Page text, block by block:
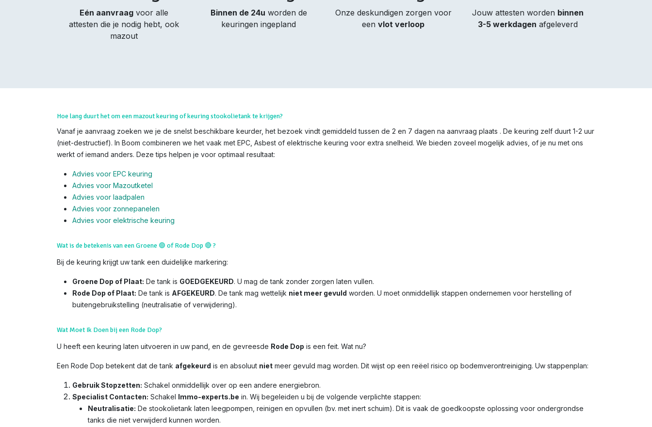
Eén aanvraag voor alle
attesten die je nodig hebt, ook
mazout
Binnen de 24u worden de
keuringen ingepland
Onze deskundigen zorgen voor
eenvlot verloop
Jouw attesten worden binnen
3-5 werkdagen afgeleverd
Hoe lang duurt het om een mazout keuring of keuring stookolietank te krijgen?
Vanaf je aanvraag zoeken we je de snelst beschikbare keurder, het bezoek vindt gemiddeld tussen de 2 en 7 dagen na aanvraag plaats . De keuring zelf duurt 1-2 uur
(niet-destructief). In Boom combineren we het vaak met EPC, Asbest of elektrische keuring voor extra snelheid. We bieden zoveel mogelijk advies, of je nu met ons
werkt of iemand anders. Deze tips helpen je voor optimaal resultaat:
Advies voor EPC keuring
Advies voor Mazoutketel
Advies voor laadpalen
Advies voor zonnepanelen
Advies voor elektrische keuring
Wat is de betekenis van een Groene 🟢 of Rode Dop🔴?
Bij de keuring krijgt uw tank een duidelijke markering:
Groene Dop of Plaat: De tank is GOEDGEKEURD. U mag de tank zonder zorgen laten vullen.
Rode Dop of Plaat: De tank is AFGEKEURD. De tank mag wettelijk niet meer gevuld worden. U moet onmiddellijk stappen ondernemen voor herstelling of
buitengebruikstelling (neutralisatie of verwijdering).
Wat Moet Ik Doen bij een Rode Dop?
U heeft een keuring laten uitvoeren in uw pand, en de gevreesde Rode Dop is een feit. Wat nu?
Een Rode Dop betekent dat de tank afgekeurd is en absoluut niet meer gevuld mag worden. Dit wijst op een reëel risico op bodemverontreiniging. Uw stappenplan:
Gebruik Stopzetten: Schakel onmiddellijk over op een andere energiebron.
Specialist Contacten: Schakel Immo-experts.be in. Wij begeleiden u bij de volgende verplichte stappen:
Neutralisatie: De stookolietank laten leegpompen, reinigen en opvullen (bv. met inert schuim). Dit is vaak de goedkoopste oplossing voor ondergrondse
tanks die niet verwijderd kunnen worden.